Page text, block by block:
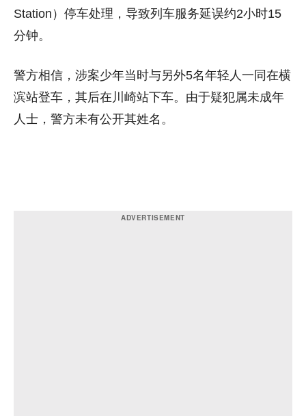
Station）停车处理，导致列车服务延误约2小时15
分钟。
警方相信，涉案少年当时与另外5名年轻人一同在横
滨站登车，其后在川崎站下车。由于疑犯属未成年
人士，警方未有公开其姓名。